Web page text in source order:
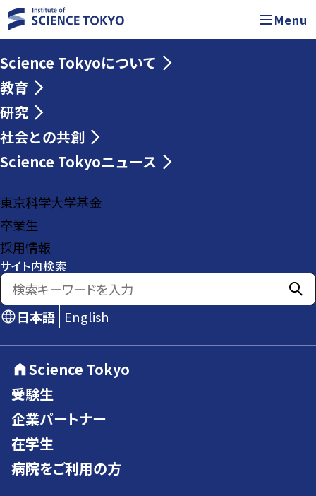
Menu
Science Tokyoについて
教育
研究
社会との共創
Science Tokyoニュース
東京科学大学基金
卒業生
採用情報
サイト内検索
日本語 English
Science Tokyo
受験生
企業パートナー
在学生
病院をご利用の方